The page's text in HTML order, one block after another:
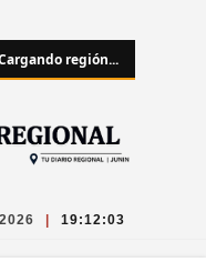
región...
19:12:03